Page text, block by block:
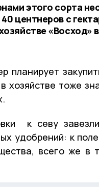
этого сорта
центнеров с
«Восход»
планирует
хозяйстве тоже
к севу
удобрений: к
всего же в